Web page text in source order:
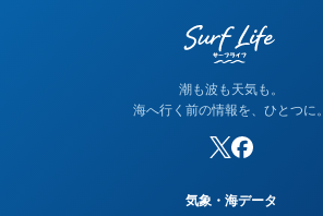
潮も波も天気も。
海へ行く前の情報を、ひとつに。
気象・海データ